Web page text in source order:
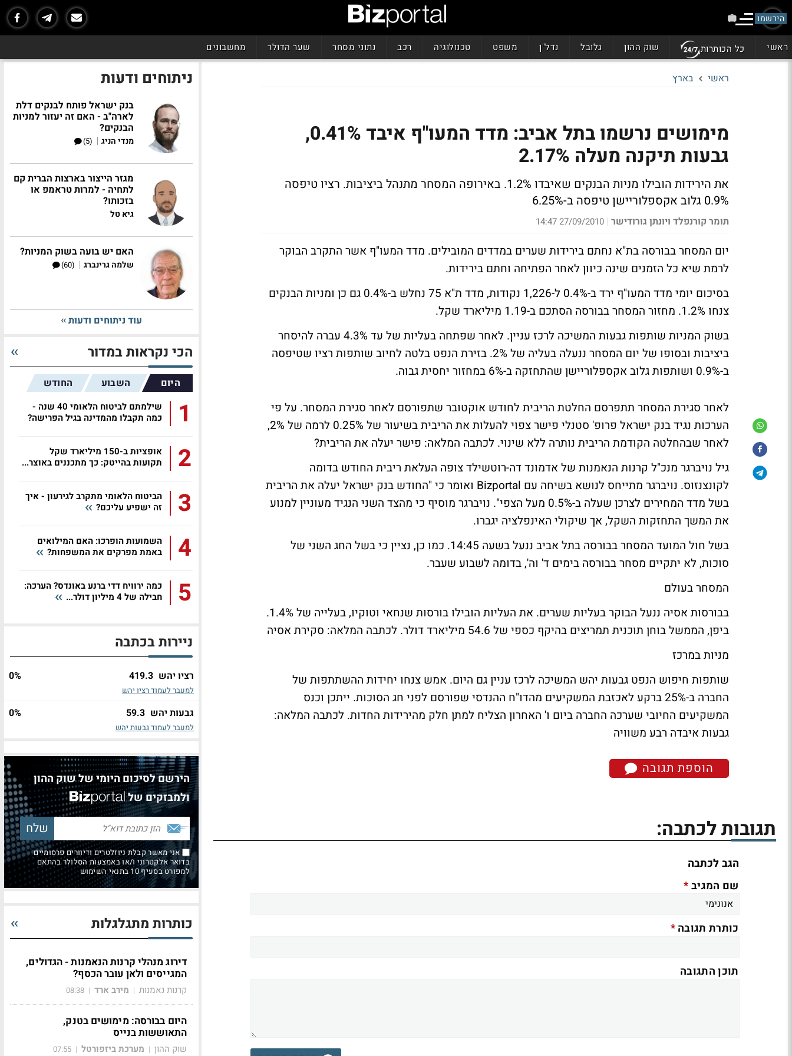
הירשמו
ראשי כל הכותרות שוק ההון גלובל נדל"ן משפט טכנולוגיה רכב נתוני מסחר שער הדולר מחשבונים
ראשי בארץ
מימושים נרשמו בתל אביב: מדד המעו"ף איבד 0.41%,
גבעות תיקנה מעלה 2.17%
את הירידות הובילו מניות הבנקים שאיבדו 1.2%. באירופה המסחר מתנהל ביציבות. רציו טיפסה
0.9% גלוב אקספלוריישן טיפסה ב-6.25%
תומר קורנפלד ויונתן גורודישר |
27/09/2010 14:47
יום המסחר בבורסה בת"א נחתם בירידות שערים במדדים המובילים. מדד המעו"ף אשר התקרב הבוקר
לרמת שיא כל הזמנים שינה כיוון לאחר הפתיחה וחתם בירידות.
בסיכום יומי מדד המעו"ף ירד ב-0.4% ל-1,226 נקודות, מדד ת"א 75 נחלש ב-0.4% גם כן ומניות הבנקים
צנחו 1.2%. מחזור המסחר בבורסה הסתכם ב-1.19 מיליארד שקל.
בשוק המניות שותפות גבעות המשיכה לרכז עניין. לאחר שפתחה בעליות של עד 4.3% עברה להיסחר
ביציבות ובסופו של יום המסחר ננעלה בעליה של 2%. בזירת הנפט בלטה לחיוב שותפות רציו שטיפסה
ב-0.9% ושותפות גלוב אקספלוריישן שהתחזקה ב-6% במחזור יחסית גבוה.
לאחר סגירת המסחר תתפרסם החלטת הריבית לחודש אוקטובר שתפורסם לאחר סגירת המסחר. על פי
הערכות נגיד בנק ישראל פרופ' סטנלי פישר צפוי להעלות את הריבית בשיעור של 0.25% לרמה של 2%,
לאחר שבהחלטה הקודמת הריבית נותרה ללא שינוי. לכתבה המלאה: פישר יעלה את הריבית?
גיל נויברגר מנכ"ל קרנות הנאמנות של אדמונד דה-רוטשילד צופה העלאת ריבית החודש בדומה
לקונצנזוס. נויברגר מתייחס לנושא בשיחה עם Bizportal ואומר כי "החודש בנק ישראל יעלה את הריבית
בשל מדד המחירים לצרכן שעלה ב-0.5% מעל הצפי". נויברגר מוסיף כי מהצד השני הנגיד מעוניין למנוע
את המשך התחזקות השקל, אך שיקולי האינפלציה יגברו.
בשל חול המועד המסחר בבורסה בתל אביב ננעל בשעה 14:45. כמו כן, נציין כי בשל החג השני של
סוכות, לא יתקיים מסחר בבורסה בימים ד' וה', בדומה לשבוע שעבר.
המסחר בעולם
בבורסות אסיה ננעל הבוקר בעליות שערים. את העליות הובילו בורסות שנחאי וטוקיו, בעלייה של 1.4%.
ביפן, הממשל בוחן תוכנית תמריצים בהיקף כספי של 54.6 מיליארד דולר.
לכתבה המלאה: סקירת אסיה
מניות במרכז
שותפות חיפוש הנפט גבעות יהש המשיכה לרכז עניין גם היום. אמש צנחו יחידות ההשתתפות של
החברה ב-25% ברקע לאכזבת המשקיעים מהדו"ח ההנדסי שפורסם לפני חג הסוכות. ייתכן וכנס
המשקיעים החיובי שערכה החברה ביום ו' האחרון הצליח למתן חלק מהירידות החדות. לכתבה המלאה:
גבעות איבדה רבע משוויה
הוספת תגובה
תגובות לכתבה:
הגב לכתבה
שם המגיב*
כותרת תגובה*
תוכן התגובה
ניתוחים ודעות
בנק ישראל פותח לבנקים דלת
לארה"ב - האם זה יעזור למניות
הבנקים?
מנדי הניג |
(5)
מגזר הייצור בארצות הברית קם
לתחיה - למרות טראמפ או
בזכותו?
גיא טל
האם יש בועה בשוק המניות?
שלמה גרינברג |
(60)
עוד ניתוחים ודעות
הכי נקראות במדור
היום השבוע החודש
1
שילמתם לביטוח הלאומי 40 שנה -
כמה תקבלו מהמדינה בגיל הפרישה?
2
אופציות ב-150 מיליארד שקל
תקועות בהייטק: כך מתכננים באוצר...
3
הביטוח הלאומי מתקרב לגירעון - איך
זה ישפיע עליכם?
4
השמועות הופרכו: האם המילואים
באמת מפרקים את המשפחות?
5
כמה ירוויח דדי ברנע באונדס? הערכה:
חבילה של 4 מיליון דולר...
ניירות בכתבה
רציו יהש 419.3
0%
למעבר לעמוד רציו יהש
גבעות יהש 59.3
0%
למעבר לעמוד גבעות יהש
הירשם לסיכום היומי של שוק ההון
ולמבזקים של
אני מאשר קבלת ניוזלטרים ודיוורים פרסומיים
בדואר אלקטרוני ו/או באמצעות הסלולר בהתאם
למפורט בסעיף 10 בתנאי השימוש
כותרות מתגלגלות
דירוג מנהלי קרנות הנאמנות - הגדולים,
המגייסים ולאן עובר הכסף?
קרנות נאמנות | מירב ארד |
08:38
היום בבורסה: מימושים בטנק,
התאוששות בנייס
שוק ההון | מערכת ביזפורטל |
07:55